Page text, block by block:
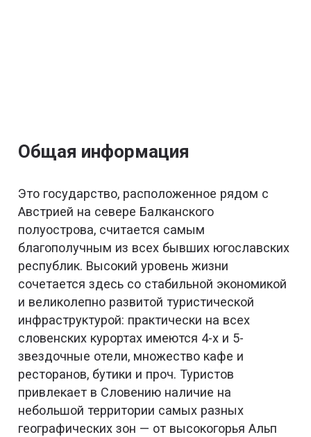
Общая информация
Это государство, расположенное рядом с
Австрией на севере Балканского
полуострова, считается самым
благополучным из всех бывших югославских
республик. Высокий уровень жизни
сочетается здесь со стабильной экономикой
и великолепно развитой туристической
инфраструктурой: практически на всех
словенских курортах имеются 4-х и 5-
звездочные отели, множество кафе и
ресторанов, бутики и проч. Туристов
привлекает в Словению наличие на
небольшой территории самых разных
географических зон — от высокогорья Альп